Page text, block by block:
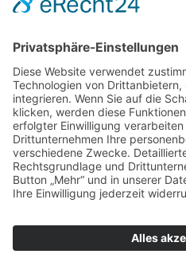
Unsere Geschichte
Speisen & Getränke
Galerie
Backshop
Gutscheine
Jobs